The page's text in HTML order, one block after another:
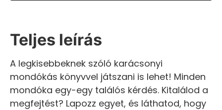
Teljes leírás
A legkisebbeknek szóló karácsonyi
mondókás könyvvel játszani is lehet! Minden
mondóka egy-egy találós kérdés. Kitalálod a
megfejtést? Lapozz egyet, és láthatod, hogy